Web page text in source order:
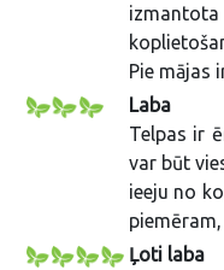
izmantota
Pie mājas
Laba
Telpas ir
var būt
ieeju no
Ļoti laba